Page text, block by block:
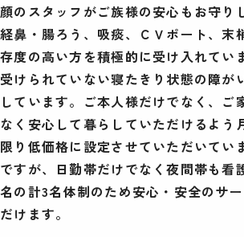
顔のスタッフがご族様の安心もお守り
経鼻・腸ろう、吸痰、ＣＶポート、末
存度の高い方を積極的に受け入れてい
受けられていない寝たきり状態の障が
しています。ご本人様だけでなく、ご
なく安心して暮らしていただけるよう
限り低価格に設定させていただいてい
ですが、日勤帯だけでなく夜間帯も看
名の計3名体制のため安心・安全のサ
だけます。